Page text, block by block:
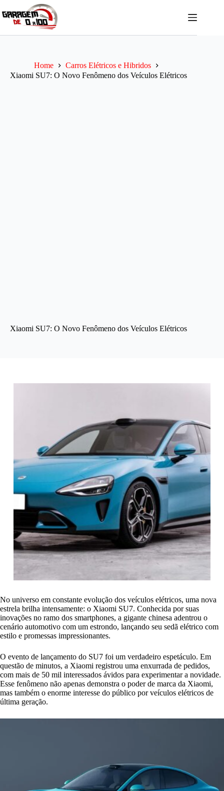
para
Home
Carros Elétricos e Hibridos
Xiaomi SU7: O Novo Fenômeno dos Veículos Elétricos
Xiaomi SU7: O Novo Fenômeno dos Veículos Elétricos
No universo em constante evolução dos veículos elétricos, uma nova
estrela brilha intensamente: o Xiaomi SU7. Conhecida por suas
inovações no ramo dos smartphones, a gigante chinesa adentrou o
cenário automotivo com um estrondo, lançando seu sedã elétrico com
estilo e promessas impressionantes.
O evento de lançamento do SU7 foi um verdadeiro espetáculo. Em
questão de minutos, a Xiaomi registrou uma enxurrada de pedidos,
com mais de 50 mil interessados ávidos para experimentar a novidade.
Esse fenômeno não apenas demonstra o poder de marca da Xiaomi,
mas também o enorme interesse do público por veículos elétricos de
última geração.